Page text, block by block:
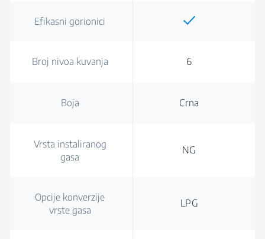
Efikasni gorionici
Broj nivoa kuvanja 6
Boja Crna
Vrsta instaliranog
gasa
NG
Opcije konverzije
vrste gasa
LPG